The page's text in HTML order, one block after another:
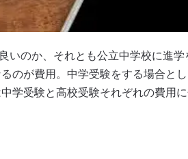
のか、それとも公立中学校に進
のが費用。中学受験をする場合と
学受験と高校受験それぞれの費用